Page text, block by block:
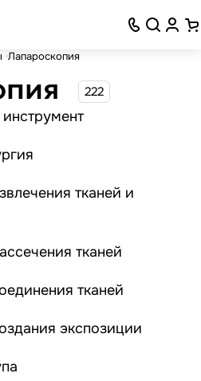
Лапароскопия
222
тканей и
тканей
тканей
экспозиции